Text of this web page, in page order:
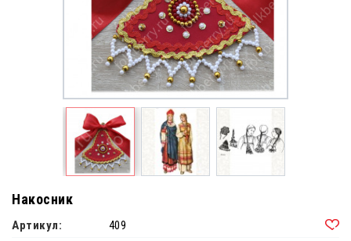
Накосник
Артикул:
409